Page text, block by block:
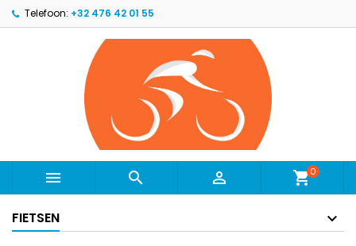
Telefoon: +32 476 42 01 55
   shopping_cart0
FIETSEN